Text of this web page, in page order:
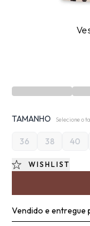
TAMANHO Selecione o
36 38 40
WISHLIST
Vendido e entregue